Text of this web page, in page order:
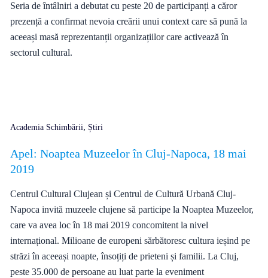
Seria de întâlniri a debutat cu peste 20 de participanți a căror
prezență a confirmat nevoia creării unui context care să pună la
aceeași masă reprezentanții organizațiilor care activează în
sectorul cultural.
Academia Schimbării, Știri
Apel: Noaptea Muzeelor în Cluj-Napoca, 18 mai
2019
Centrul Cultural Clujean și Centrul de Cultură Urbană Cluj-
Napoca invită muzeele clujene să participe la Noaptea Muzeelor,
care va avea loc în 18 mai 2019 concomitent la nivel
internațional. Milioane de europeni sărbătoresc cultura ieșind pe
străzi în aceeași noapte, însoțiți de prieteni și familii. La Cluj,
peste 35.000 de persoane au luat parte la eveniment